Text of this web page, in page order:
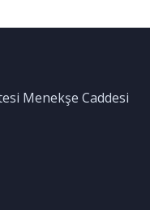
Menekşe Caddesi